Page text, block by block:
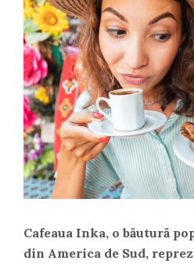
Cafeaua Inka, o băutură
din America de Sud,